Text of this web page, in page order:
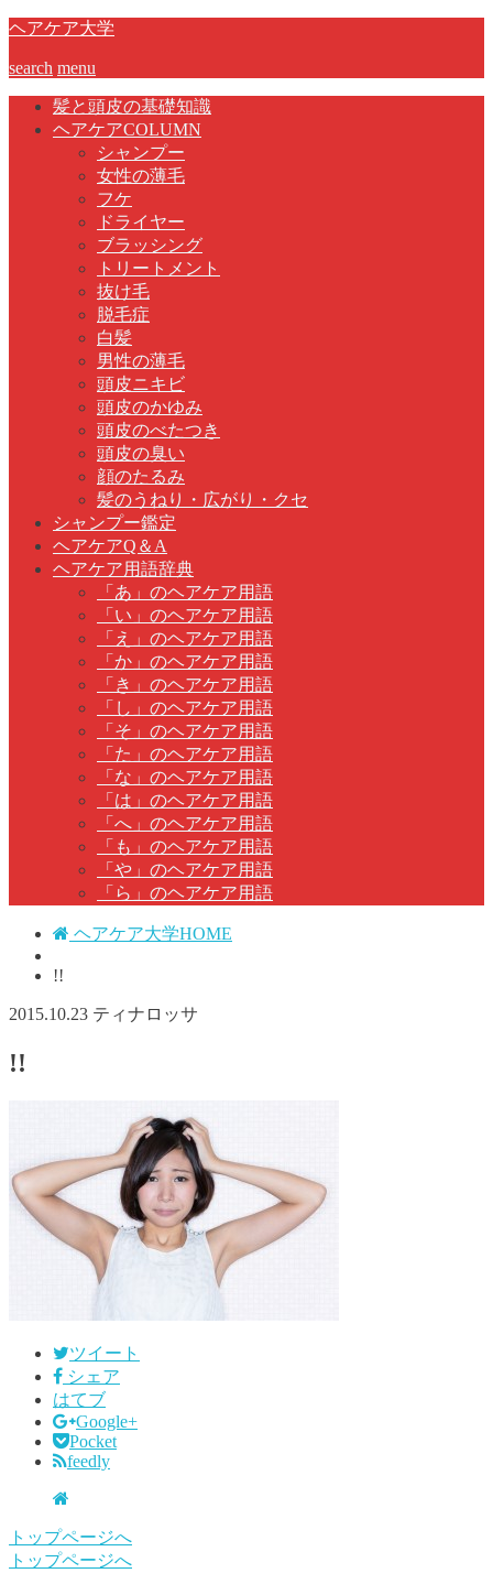
ヘアケア大学
search menu
髪と頭皮の基礎知識
ヘアケアCOLUMN
シャンプー
女性の薄毛
フケ
ドライヤー
ブラッシング
トリートメント
抜け毛
脱毛症
白髪
男性の薄毛
頭皮ニキビ
頭皮のかゆみ
頭皮のべたつき
頭皮の臭い
顔のたるみ
髪のうねり・広がり・クセ
シャンプー鑑定
ヘアケアQ＆A
ヘアケア用語辞典
「あ」のヘアケア用語
「い」のヘアケア用語
「え」のヘアケア用語
「か」のヘアケア用語
「き」のヘアケア用語
「し」のヘアケア用語
「そ」のヘアケア用語
「た」のヘアケア用語
「な」のヘアケア用語
「は」のヘアケア用語
「へ」のヘアケア用語
「も」のヘアケア用語
「や」のヘアケア用語
「ら」のヘアケア用語
ヘアケア大学HOME
!!
2015.10.23 ティナロッサ
!!
ツイート
シェア
はてブ
Google+
Pocket
feedly
トップページへ
トップページへ